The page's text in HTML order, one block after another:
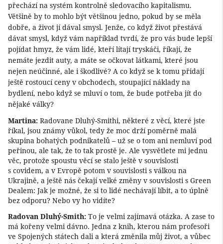
přechází na systém kontrolně sledovacího kapitalismu.
Většině by to mohlo být většinou jedno, pokud by se měla
dobře, a život jí dával smysl. Jenže, co když život přestává
dávat smysl, když vám například tvrdí, že pro vás bude lepší
pojídat hmyz, že vám lidé, kteří lítají tryskáči, říkají, že
nemáte jezdit auty, a máte se očkovat látkami, které jsou
nejen neúčinné, ale i škodlivé? A co když se k tomu přidají
ještě rostoucí ceny v obchodech, stoupající náklady na
bydlení, nebo když se mluví o tom, že bude potřeba jít do
nějaké války?
Martina: Radovane Dluhý-Smithi, některé z věcí, které jste
říkal, jsou známy vůkol, tedy že moc drží poměrně malá
skupina bohatých podnikatelů – už se o tom ani nemluví pod
peřinou, ale tak, že to tak prostě je. Ale vysvětlete mi jednu
věc, protože spoustu věcí se stalo ještě v souvislosti
s covidem, a v Evropě potom v souvislosti s válkou na
Ukrajině, a ještě nás čekají velké změny v souvislosti s Green
Dealem: Jak je možné, že si to lidé nechávají líbit, a to úplně
bez odporu? Nebo vy ho vidíte?
Radovan Dluhý-Smith: To je velmi zajímavá otázka. A zase to
má kořeny velmi dávno. Jedna z knih, kterou nám profesoři
ve Spojených státech dali a která změnila můj život, a vůbec